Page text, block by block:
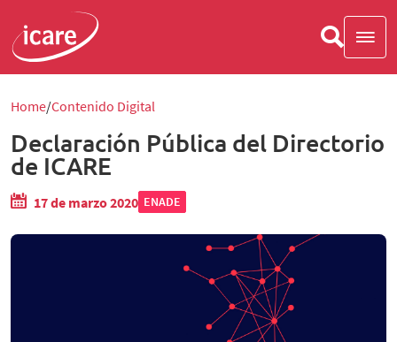
Home Contenido Digital
Declaración Pública del Directorio
de ICARE
17 de marzo 2020 ENADE